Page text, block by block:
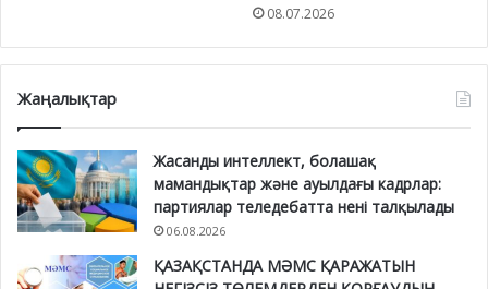
08.07.2026
Жаңалықтар
Жасанды интеллект, болашақ
мамандықтар және ауылдағы кадрлар:
партиялар теледебатта нені талқылады
06.08.2026
ҚАЗАҚСТАНДА МӘМС ҚАРАЖАТЫН